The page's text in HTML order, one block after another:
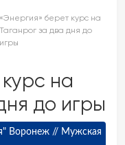
«Энергия» берет курс на
Таганрог за два дня до
игры
на
до игры
Воронеж // Мужская